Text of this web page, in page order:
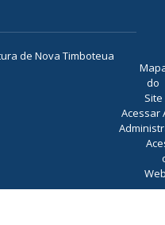
de Nova Timboteua
do
Site
Acessar